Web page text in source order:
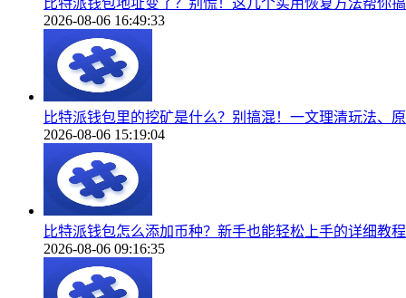
2026-08-06 16:49:33
比特派钱包里的挖矿是什么？别搞混！一文理清玩法、
2026-08-06 15:19:04
比特派钱包怎么添加币种？新手也能轻松上手的详细教程
2026-08-06 09:16:35